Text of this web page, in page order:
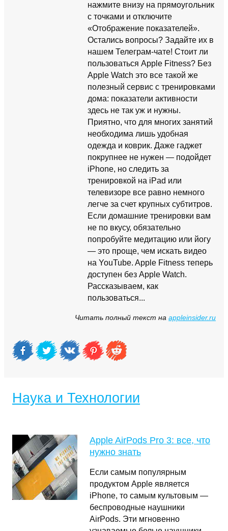
нажмите внизу на прямоугольник
с точками и отключите
«Отображение показателей».
Остались вопросы? Задайте их в
нашем Телеграм-чате! Стоит ли
пользоваться Apple Fitness? Без
Apple Watch это все такой же
полезный сервис с тренировками
дома: показатели активности
здесь не так уж и нужны.
Приятно, что для многих занятий
необходима лишь удобная
одежда и коврик. Даже гаджет
покрупнее не нужен — подойдет
iPhone, но следить за
тренировкой на iPad или
телевизоре все равно немного
легче за счет крупных субтитров.
Если домашние тренировки вам
не по вкусу, обязательно
попробуйте медитацию или йогу
— это проще, чем искать видео
на YouTube. Apple Fitness теперь
доступен без Apple Watch.
Рассказываем, как
пользоваться...
Читать полный текст на appleinsider.ru
Наука и Технологии
Apple AirPods Pro 3: все, что
нужно знать
Если самым популярным
продуктом Apple является
iPhone, то самым культовым —
беспроводные наушники
AirPods. Эти мгновенно